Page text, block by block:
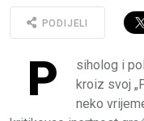
PODIJELI
P
siholog i
kroiz svoj
neko